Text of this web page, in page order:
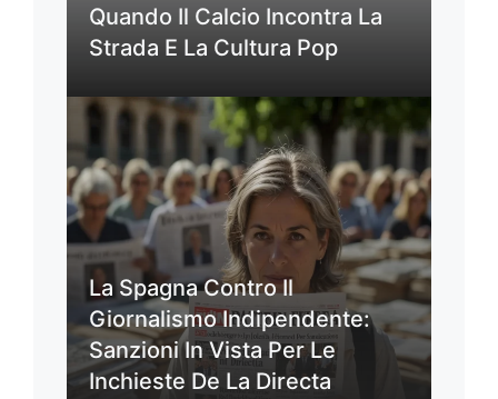
Quando Il Calcio Incontra La
Strada E La Cultura Pop
La Spagna Contro Il
Giornalismo Indipendente:
Sanzioni In Vista Per Le
Inchieste De La Directa